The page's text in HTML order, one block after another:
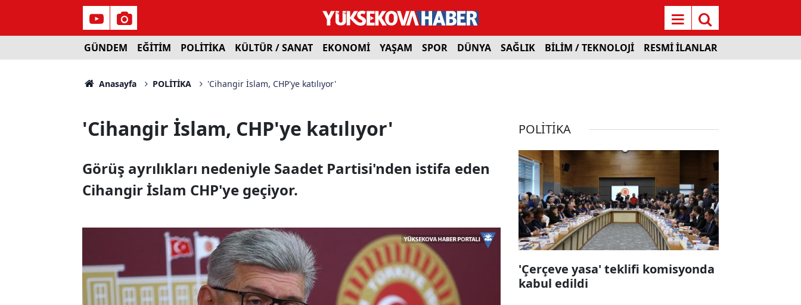
GÜNDEM EĞİTİM POLİTİKA KÜLTÜR / SANAT EKONOMİ YAŞAM SPOR DÜNYA SAĞLIK BİLİM / TEKNOLOJİ RESMİ İLANLAR
Anasayfa POLİTİKA 'Cihangir İslam, CHP'ye katılıyor'
'Cihangir İslam, CHP'ye katılıyor'
Görüş ayrılıkları nedeniyle Saadet Partisi'nden istifa eden
Cihangir İslam CHP'ye geçiyor.
POLİTİKA
'Çerçeve yasa' teklifi komisyonda
kabul edildi